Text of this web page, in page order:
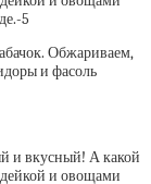
Обжариваем,
и фасоль